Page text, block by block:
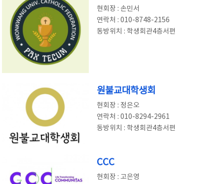
현회장 : 손민서
연락처 : 010-8748-2156
동방위치 : 학생회관4층서편
원불교대학생회
현회장 : 정은오
연락처 : 010-8294-2961
동방위치 : 학생회관4층서편
CCC
현회장 : 고은영